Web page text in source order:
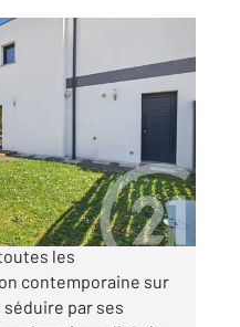
dans un secteur
les
contemporaine sur
par ses